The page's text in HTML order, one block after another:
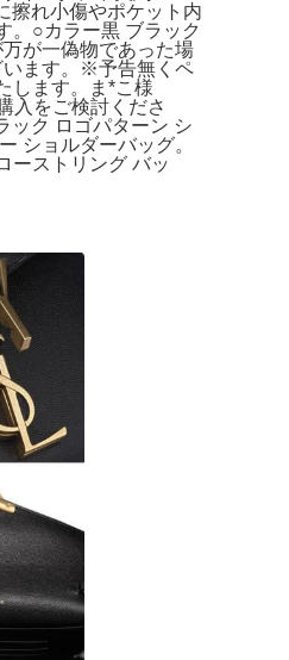
擦れ小傷やポケット内
。○カラー黒 ブラック
が一偽物であった場
います。※予告無くペ
します。ま*こ様
入をご検討くださ
ク ロゴパターン シ
ショルダーバッグ。
ーストリング バッ